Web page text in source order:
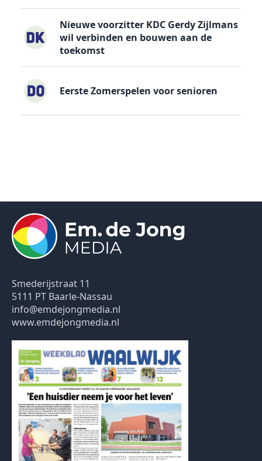
Nieuwe voorzitter KDC Gerdy Zijlmans
wil verbinden en bouwen aan de
toekomst
Eerste Zomerspelen voor senioren
Smederijstraat 11
5111 PT Baarle-Nassau
info@emdejongmedia.nl
www.emdejongmedia.nl